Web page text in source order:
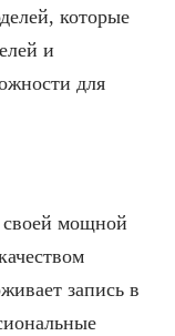
которые
и
для
своей мощной
запись в